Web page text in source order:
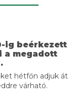
ig beérkezett
a megadott
hétfőn adjuk át
várható.